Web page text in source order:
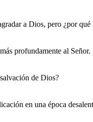
a Dios, pero ¿por
profundamente al Señor.
de Dios?
en una época